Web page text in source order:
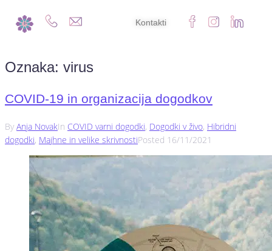
Kontakti
Oznaka: virus
COVID-19 in organizacija dogodkov
By Anja NovakIn COVID varni dogodki, Dogodki v živo, Hibridni
dogodki, Majhne in velike skrivnostiPosted 16/11/2021